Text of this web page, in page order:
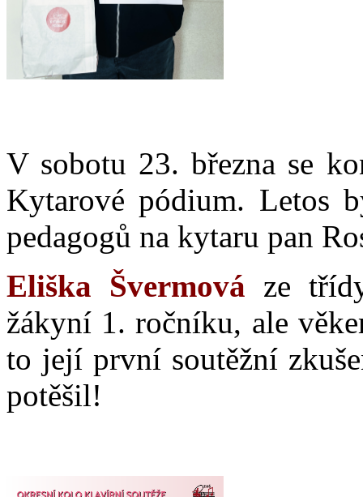
V sobotu 23. března se
Kytarové pódium. Letos
pedagogů na kytaru pan
Eliška Švermová ze
žákyní 1. ročníku, ale
to její první soutěžní
potěšil!